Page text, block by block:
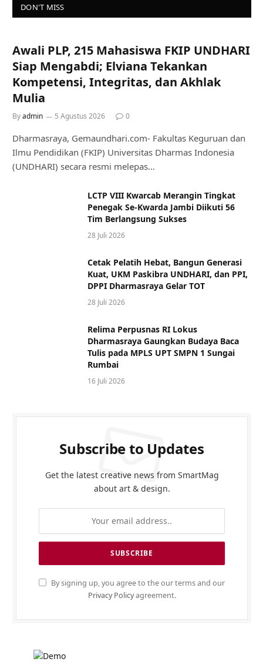
DON'T MISS
Awali PLP, 215 Mahasiswa FKIP UNDHARI
Siap Mengabdi; Elviana Tekankan
Kompetensi, Integritas, dan Akhlak
Mulia
Byadmin 5 Agustus 2026 0
Dharmasraya, Gemaundhari.com- Fakultas Keguruan dan
Ilmu Pendidikan (FKIP) Universitas Dharmas Indonesia
(UNDHARI) secara resmi melepas…
LCTP VIII Kwarcab Merangin Tingkat
Penegak Se-Kwarda Jambi Diikuti 56
Tim Berlangsung Sukses
28 Juli 2026
Cetak Pelatih Hebat, Bangun Generasi
Kuat, UKM Paskibra UNDHARI, dan PPI,
DPPI Dharmasraya Gelar TOT
28 Juli 2026
Relima Perpusnas RI Lokus
Dharmasraya Gaungkan Budaya Baca
Tulis pada MPLS UPT SMPN 1 Sungai
Rumbai
16 Juli 2026
Subscribe to Updates
Get the latest creative news from SmartMag
about art & design.
By signing up, you agree to the our terms and our
Privacy Policyagreement.